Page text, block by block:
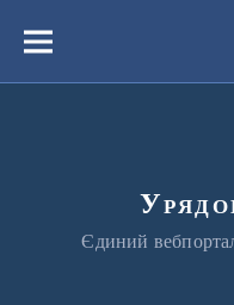
вмістуМеню
Єдиний